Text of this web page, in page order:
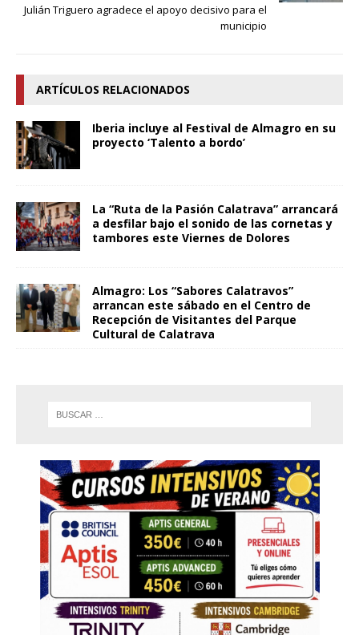
Julián Triguero agradece el apoyo decisivo para el
municipio
ARTÍCULOS RELACIONADOS
Iberia incluye al Festival de Almagro en su
proyecto ‘Talento a bordo’
La “Ruta de la Pasión Calatrava” arrancará
a desfilar bajo el sonido de las cornetas y
tambores este Viernes de Dolores
Almagro: Los “Sabores Calatravos”
arrancan este sábado en el Centro de
Recepción de Visitantes del Parque
Cultural de Calatrava